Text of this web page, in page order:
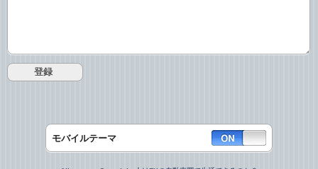
モバイルテーマ